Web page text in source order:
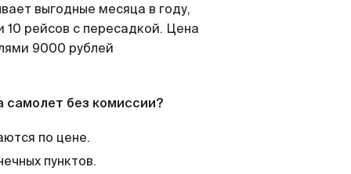
выгодные месяца в году,
рейсов с пересадкой. Цена
9000 рублей
самолет без комиссии?
по цене.
пунктов.